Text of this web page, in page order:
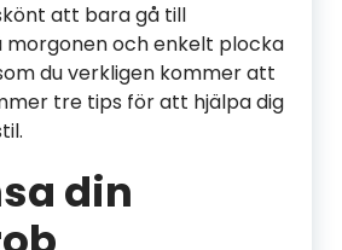
att bara gå till
och enkelt plocka
du verkligen kommer att
tre tips för att hjälpa dig
din